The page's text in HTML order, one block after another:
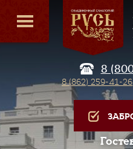
8
8 (862) 259-41-26